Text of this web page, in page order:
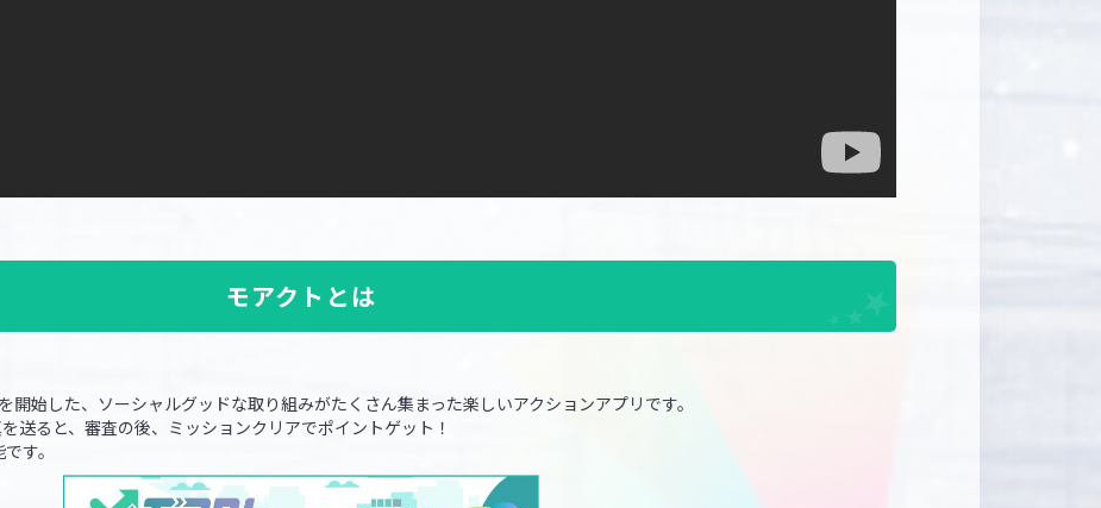
モアクトとは
始した、ソーシャルグッドな取り組みがたくさん集まった楽しいアクションアプリです。
送ると、審査の後、ミッションクリアでポイントゲット！
す。